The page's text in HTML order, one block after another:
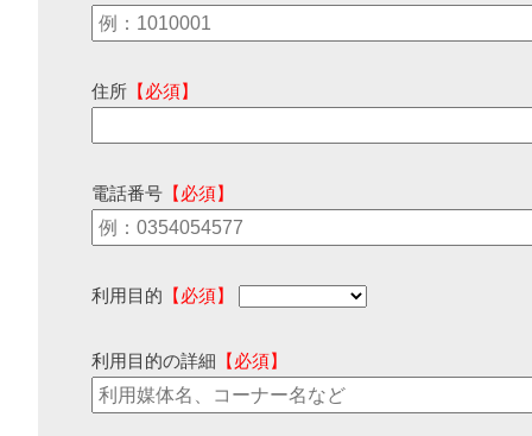
住所 【必須】
電話番号 【必須】
利用目的 【必須】
利用目的の詳細 【必須】